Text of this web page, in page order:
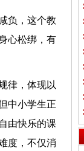
负，这个教
心松绑，有
律，体现以
中小学生正
由快乐的课
度，不仅消